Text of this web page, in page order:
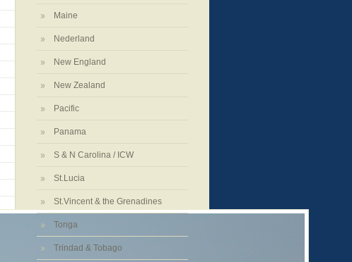
Maine
Nederland
New England
New Zealand
Pacific
Panama
S & N Carolina / ICW
St.Lucia
St.Vincent & the Grenadines
Tonga
Trindad & Tobago